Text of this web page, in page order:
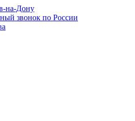
на-Дону
звонок по России